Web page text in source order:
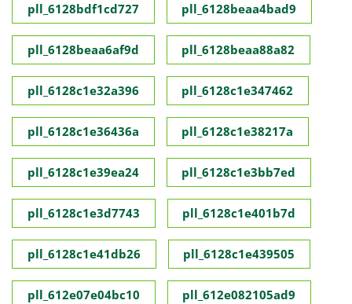
pll_6128bdf1cd727 pll_6128beaa4bad9
pll_6128beaa6af9d pll_6128beaa88a82
pll_6128c1e32a396 pll_6128c1e347462
pll_6128c1e36436a pll_6128c1e38217a
pll_6128c1e39ea24 pll_6128c1e3bb7ed
pll_6128c1e3d7743 pll_6128c1e401b7d
pll_6128c1e41db26 pll_6128c1e439505
pll_612e07e04bc10 pll_612e082105ad9